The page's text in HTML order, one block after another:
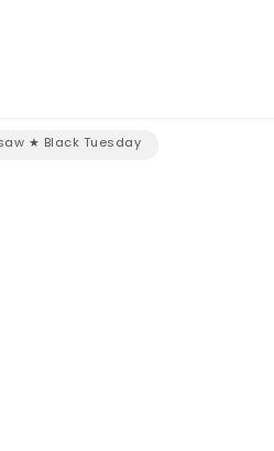
★ Black Tuesday